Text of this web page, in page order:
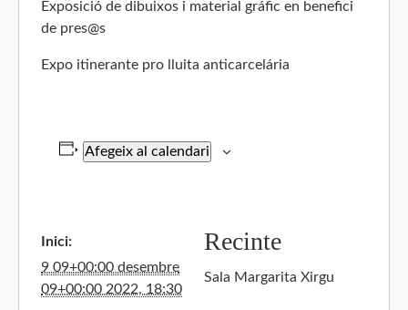
Exposició de dibuixos i material gráfic en benefici
de pres@s
Expo itinerante pro lluita anticarcelária
Afegeix al calendari
Inici:
9 09+00:00 desembre
09+00:00 2022, 18:30
Recinte
Sala Margarita Xirgu